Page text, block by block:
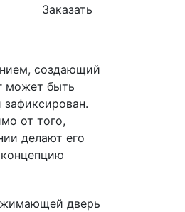
Заказать
создающий
может быть
от того,
делают его
дверь